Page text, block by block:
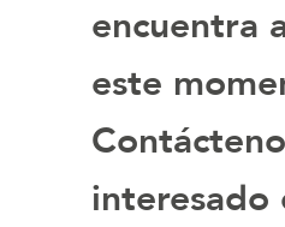
encuentra
este
interesado